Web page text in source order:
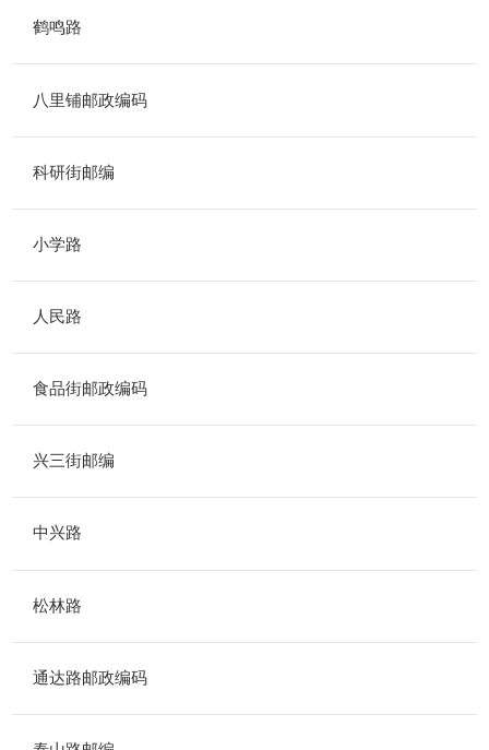
鹤鸣路
八里铺邮政编码
科研街邮编
小学路
人民路
食品街邮政编码
兴三街邮编
中兴路
松林路
通达路邮政编码